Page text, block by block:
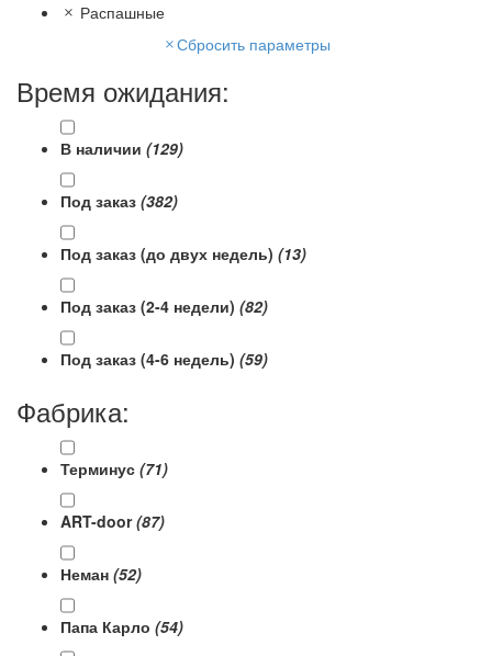
Распашные
Сбросить параметры
Время ожидания:
В наличии (129)
Под заказ (382)
Под заказ (до двух недель) (13)
Под заказ (2-4 недели) (82)
Под заказ (4-6 недель) (59)
Фабрика:
Терминус (71)
ART-door(87)
Неман (52)
Папа Карло (54)